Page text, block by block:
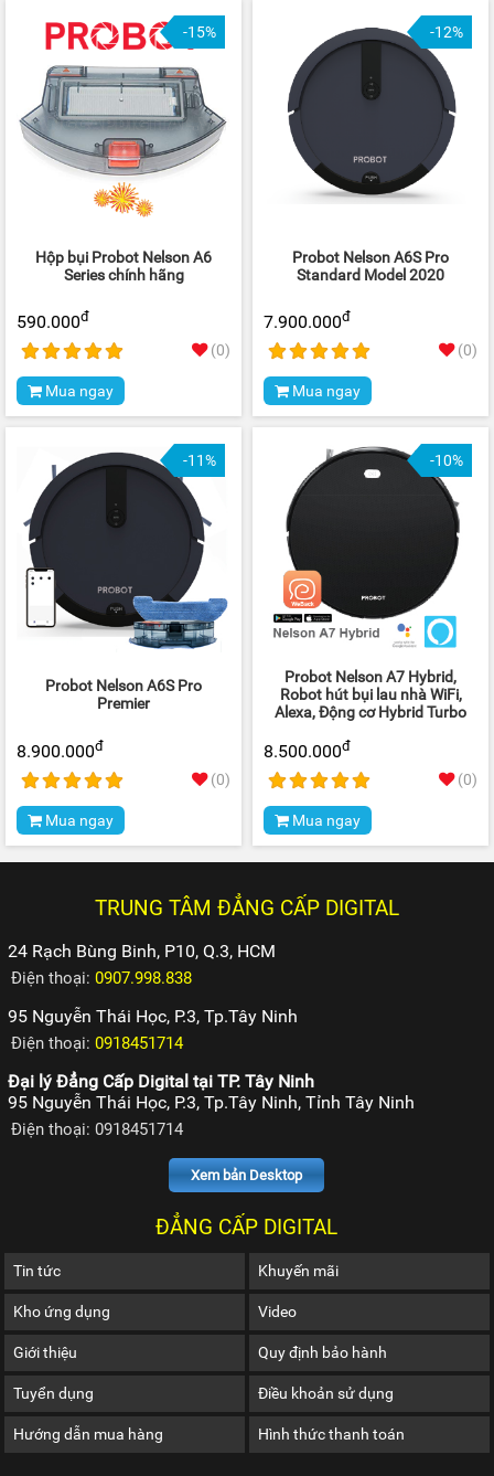
-15%
Hộp bụi Probot Nelson A6
Series chính hãng
590.000đ
(0)
Mua ngay
-12%
Probot Nelson A6S Pro
Standard Model 2020
7.900.000đ
(0)
Mua ngay
-11%
Probot Nelson A6S Pro
Premier
8.900.000đ
(0)
Mua ngay
-10%
Probot Nelson A7 Hybrid,
Robot hút bụi lau nhà WiFi,
Alexa, Động cơ Hybrid Turbo
8.500.000đ
(0)
Mua ngay
TRUNG TÂM ĐẲNG CẤP DIGITAL
24 Rạch Bùng Binh, P10, Q.3, HCM
Điện thoại:0907.998.838
95 Nguyễn Thái Học, P.3, Tp.Tây Ninh
Điện thoại:0918451714
Đại lý Đẳng Cấp Digital tại TP. Tây Ninh
95 Nguyễn Thái Học, P.3, Tp.Tây Ninh, Tỉnh Tây Ninh
Điện thoại: 0918451714
Xem bản Desktop
ĐẲNG CẤP DIGITAL
Tin tức Khuyến mãi
Kho ứng dụng Video
Giới thiệu Quy định bảo hành
Tuyển dụng Điều khoản sử dụng
Hướng dẫn mua hàng Hình thức thanh toán